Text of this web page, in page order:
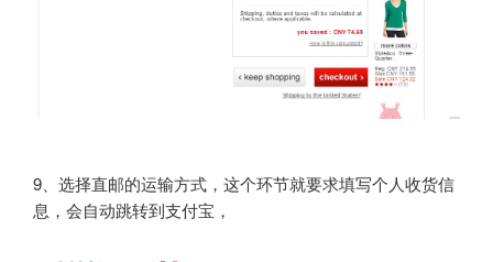
9、选择直邮的运输方式，这个环节就要求填写个人收货信
息，会自动跳转到支付宝，